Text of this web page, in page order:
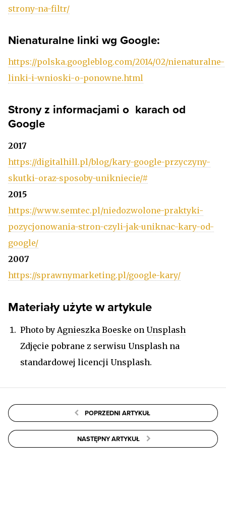
strony-na-filtr/
Nienaturalne linki wg Google:
https://polska.googleblog.com/2014/02/nienaturalne-
linki-i-wnioski-o-ponowne.html
Strony z informacjami o karach od
Google
2017
https://digitalhill.pl/blog/kary-google-przyczyny-
skutki-oraz-sposoby-unikniecie/#
2015
https://www.semtec.pl/niedozwolone-praktyki-
pozycjonowania-stron-czyli-jak-uniknac-kary-od-
google/
2007
https://sprawnymarketing.pl/google-kary/
Materiały użyte w artykule
Photo by Agnieszka Boeske on Unsplash
Zdjęcie pobrane z serwisu Unsplash na
standardowej licencji Unsplash.
POPRZEDNI ARTYKUŁ
NASTĘPNY ARTYKUŁ